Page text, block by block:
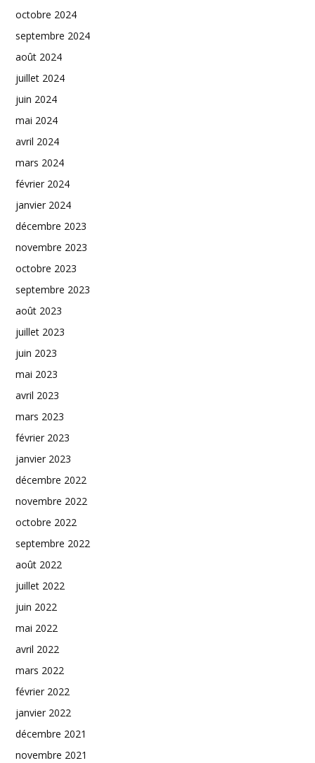
octobre 2024
septembre 2024
août 2024
juillet 2024
juin 2024
mai 2024
avril 2024
mars 2024
février 2024
janvier 2024
décembre 2023
novembre 2023
octobre 2023
septembre 2023
août 2023
juillet 2023
juin 2023
mai 2023
avril 2023
mars 2023
février 2023
janvier 2023
décembre 2022
novembre 2022
octobre 2022
septembre 2022
août 2022
juillet 2022
juin 2022
mai 2022
avril 2022
mars 2022
février 2022
janvier 2022
décembre 2021
novembre 2021